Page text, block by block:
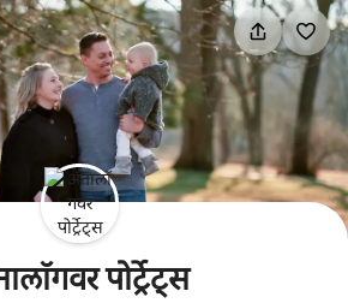
पोर्ट्रेट्स